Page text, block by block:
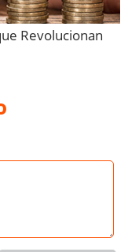
Revolucionan